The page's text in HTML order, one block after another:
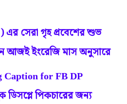
সেরা গৃহ প্রবেশের শুভ
আজই ইংরেজি মাস অনুসারে
Caption for FB DP
পিকচারের জন্য